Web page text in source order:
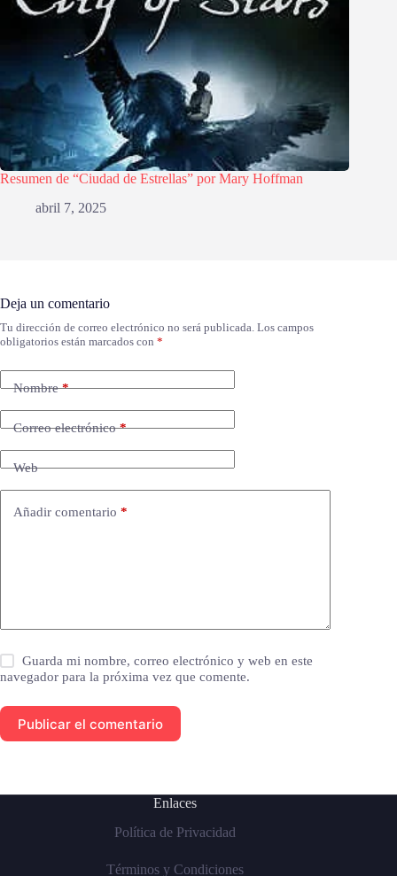
Resumen de “Ciudad de Estrellas” por Mary Hoffman
abril 7, 2025
Deja un comentario
Tu dirección de correo electrónico no será publicada. Los campos
obligatorios están marcados con *
Nombre*
Correo electrónico*
Web
Añadir comentario *
Guarda mi nombre, correo electrónico y web en este
navegador para la próxima vez que comente.
Publicar el comentario
Enlaces
Política de Privacidad
Términos y Condiciones